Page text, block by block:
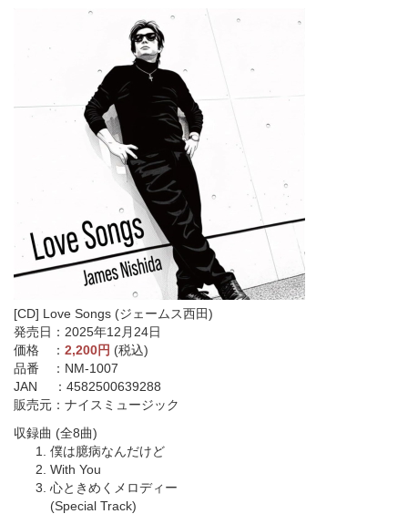
[CD] Love Songs (ジェームス西田)
発売日：2025年12月24日
価格 ： 2,200円 (税込)
品番 ：NM-1007
JAN ：4582500639288
販売元：ナイスミュージック
収録曲 (全8曲)
僕は臆病なんだけど
With You
心ときめくメロディー
(Special Track)